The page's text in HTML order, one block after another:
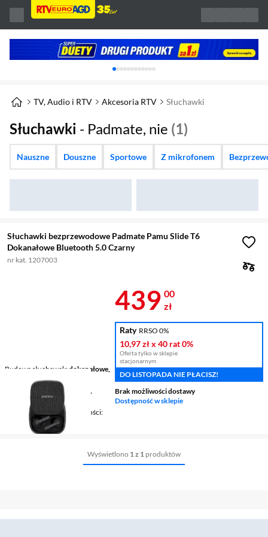
Karuzela z banerami, aktualny element 1 z
TV, Audio i RTV Akcesoria RTV Słuchawki
Słuchawki - Padmate, nie (1)
Nauszne Douszne Sportowe Z mikrofonem
Słuchawki bezprzewodowe Padmate Pamu Slide T6
Dokanałowe Bluetooth 5.0 Czarny
nr kat. 1207003
Budowa słuchawek dokanałowe,
True Wireless
Łączność
bezprzewodowe,
Bluetooth
Mikrofon / Regulacja głośności
tak / tak
Cena 439 zł
439 00
zł
Raty RRSO 0%
10,97 złx 40 rat0%
Oferta tylko w sklepie
stacjonarnym
DO LISTOPADA NIE PŁACISZ!
Brak możliwości dostawy
Dostępność w sklepie
Wyświetlono 1 z 1 produktów